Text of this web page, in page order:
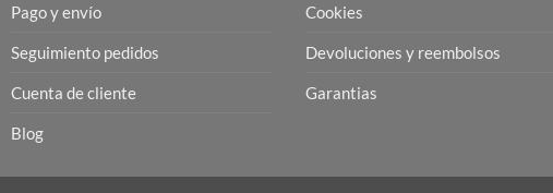
Pago y envío
Seguimiento pedidos
Cuenta de cliente
Blog
Cookies
Devoluciones y reembolsos
Garantias